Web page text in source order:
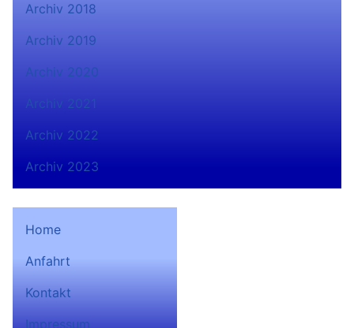
Archiv 2018
Archiv 2019
Archiv 2020
Archiv 2021
Archiv 2022
Archiv 2023
Home
Anfahrt
Kontakt
Impressum